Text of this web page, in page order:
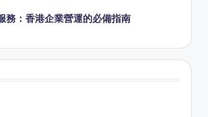
務：香港企業營運的必備指南